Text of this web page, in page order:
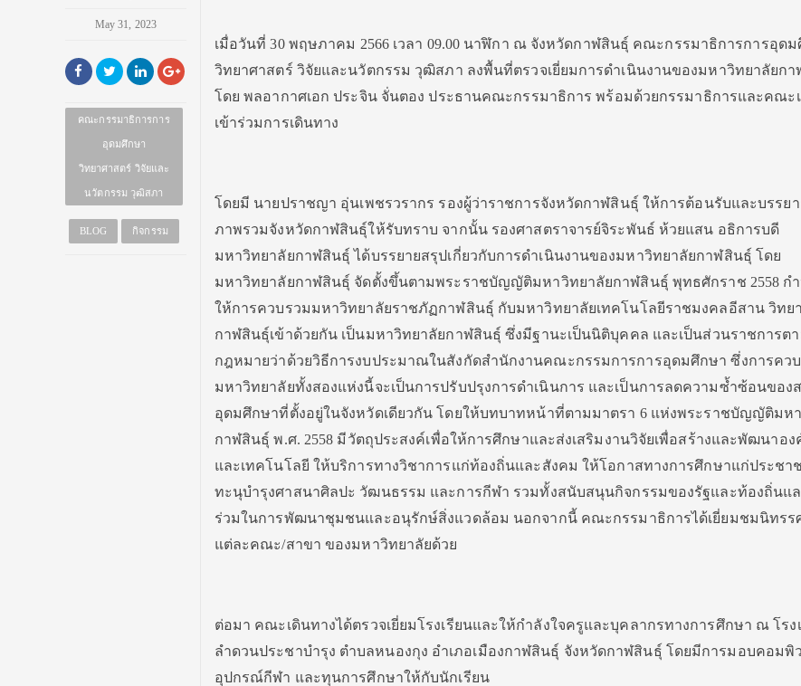
May 31, 2023
คณะกรรมาธิการการ
อุดมศึกษา
วิทยาศาสตร์ วิจัยและ
นวัตกรรม วุฒิสภา
BLOG กิจกรรม
เมื่อวันที่ 30 พฤษภาคม 2566 เวลา 09.00 นาฬิกา ณ จังหวัดกาฬสินธุ์ คณะกรรมาธิการการอุดม
วิทยาศาสตร์ วิจัยและนวัตกรรม วุฒิสภา ลงพื้นที่ตรวจเยี่ยมการดำเนินงานของมหาวิทยาลัยก
โดย พลอากาศเอก ประจิน จั่นตอง ประธานคณะกรรมาธิการ พร้อมด้วยกรรมาธิการและคณะ
เข้าร่วมการเดินทาง
โดยมี นายปราชญา อุ่นเพชรวรากร รองผู้ว่าราชการจังหวัดกาฬสินธุ์ ให้การต้อนรับและบรรยา
ภาพรวมจังหวัดกาฬสินธุ์ให้รับทราบ จากนั้น รองศาสตราจารย์จิระพันธ์ ห้วยแสน อธิการบดี
มหาวิทยาลัยกาฬสินธุ์ ได้บรรยายสรุปเกี่ยวกับการดำเนินงานของมหาวิทยาลัยกาฬสินธุ์ โดย
มหาวิทยาลัยกาฬสินธุ์ จัดตั้งขึ้นตามพระราชบัญญัติมหาวิทยาลัยกาฬสินธุ์ พุทธศักราช 2558 ก
ให้การควบรวมมหาวิทยาลัยราชภัฏกาฬสินธุ์ กับมหาวิทยาลัยเทคโนโลยีราชมงคลอีสาน วิทย
กาฬสินธุ์เข้าด้วยกัน เป็นมหาวิทยาลัยกาฬสินธุ์ ซึ่งมีฐานะเป็นนิติบุคคล และเป็นส่วนราชการต
กฎหมายว่าด้วยวิธีการงบประมาณในสังกัดสำนักงานคณะกรรมการการอุดมศึกษา ซึ่งการคว
มหาวิทยาลัยทั้งสองแห่งนี้จะเป็นการปรับปรุงการดำเนินการ และเป็นการลดความซ้ำซ้อนของ
อุดมศึกษาที่ตั้งอยู่ในจังหวัดเดียวกัน โดยให้บทบาทหน้าที่ตามมาตรา 6 แห่งพระราชบัญญัติมห
กาฬสินธุ์ พ.ศ. 2558 มีวัตถุประสงค์เพื่อให้การศึกษาและส่งเสริมงานวิจัยเพื่อสร้างและพัฒนาอง
และเทคโนโลยี ให้บริการทางวิชาการแก่ท้องถิ่นและสังคม ให้โอกาสทางการศึกษาแก่ประชา
ทะนุบำรุงศาสนาศิลปะ วัฒนธรรม และการกีฬา รวมทั้งสนับสนุนกิจกรรมของรัฐและท้องถิ่นแ
ร่วมในการพัฒนาชุมชนและอนุรักษ์สิ่งแวดล้อม นอกจากนี้ คณะกรรมาธิการได้เยี่ยมชมนิทรร
แต่ละคณะ/สาขา ของมหาวิทยาลัยด้วย
ต่อมา คณะเดินทางได้ตรวจเยี่ยมโรงเรียนและให้กำลังใจครูและบุคลากรทางการศึกษา ณ โรง
ลำดวนประชาบำรุง ตำบลหนองกุง อำเภอเมืองกาฬสินธุ์ จังหวัดกาฬสินธุ์ โดยมีการมอบคอมพิ
อุปกรณ์กีฬา และทุนการศึกษาให้กับนักเรียน